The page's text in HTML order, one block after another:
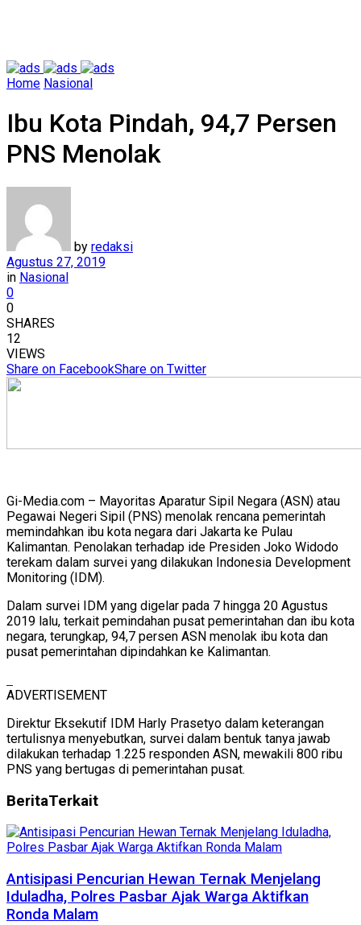
Home Nasional
Ibu Kota Pindah, 94,7 Persen
PNS Menolak
by redaksi
Agustus 27, 2019
in Nasional
0
0
SHARES
12
VIEWS
Share on FacebookShare on Twitter
Gi-Media.com – Mayoritas Aparatur Sipil Negara (ASN) atau
Pegawai Negeri Sipil (PNS) menolak rencana pemerintah
memindahkan ibu kota negara dari Jakarta ke Pulau
Kalimantan. Penolakan terhadap ide Presiden Joko Widodo
terekam dalam survei yang dilakukan Indonesia Development
Monitoring (IDM).
Dalam survei IDM yang digelar pada 7 hingga 20 Agustus
2019 lalu, terkait pemindahan pusat pemerintahan dan ibu kota
negara, terungkap, 94,7 persen ASN menolak ibu kota dan
pusat pemerintahan dipindahkan ke Kalimantan.
ADVERTISEMENT
Direktur Eksekutif IDM Harly Prasetyo dalam keterangan
tertulisnya menyebutkan, survei dalam bentuk tanya jawab
dilakukan terhadap 1.225 responden ASN, mewakili 800 ribu
PNS yang bertugas di pemerintahan pusat.
BeritaTerkait
Antisipasi Pencurian Hewan Ternak Menjelang
Iduladha, Polres Pasbar Ajak Warga Aktifkan
Ronda Malam